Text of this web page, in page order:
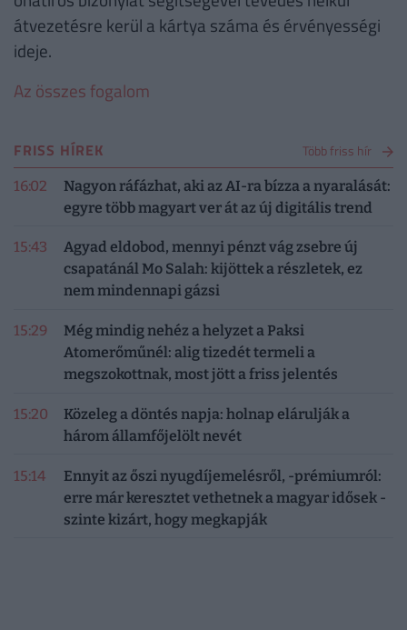
átvezetésre kerül a kártya száma és érvényességi
ideje.
Az összes fogalom
FRISS HÍREK Több friss hír
16:02
Nagyon ráfázhat, aki az AI-ra bízza a nyaralását:
egyre több magyart ver át az új digitális trend
15:43
Agyad eldobod, mennyi pénzt vág zsebre új
csapatánál Mo Salah: kijöttek a részletek, ez
nem mindennapi gázsi
15:29
Még mindig nehéz a helyzet a Paksi
Atomerőműnél: alig tizedét termeli a
megszokottnak, most jött a friss jelentés
15:20
Közeleg a döntés napja: holnap elárulják a
három államfőjelölt nevét
15:14
Ennyit az őszi nyugdíjemelésről, -prémiumról:
erre már keresztet vethetnek a magyar idősek -
szinte kizárt, hogy megkapják